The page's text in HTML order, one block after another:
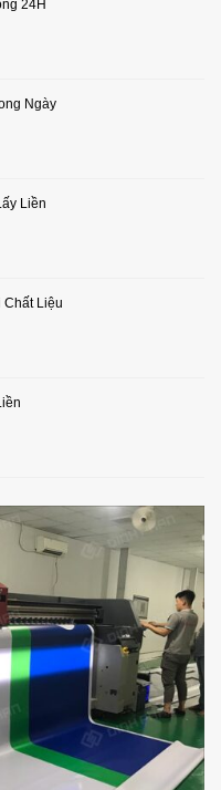
24H
Ngày
Liền
Chất Liệu